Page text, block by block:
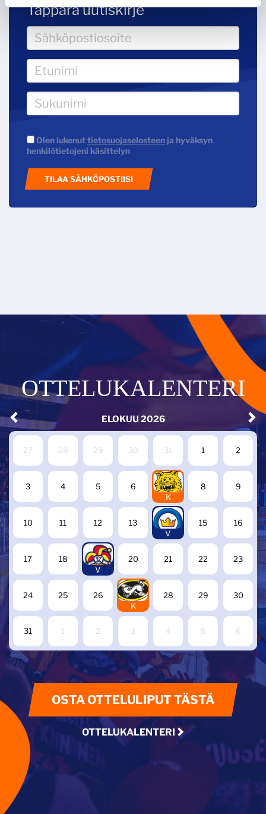
Tappara uutiskirje
Olen lukenuttietosuojaselosteen ja hyväksyn
henkilötietojeni käsittelyn
TILAA SÄHKÖPOSTIISI
OTTELUKALENTERI
ELOKUU 2026
27 28 29 30 31 1 2
3 4 5 6
7
K
8 9
10 11 12 13
14
V
15 16
17 18
19
V
20 21 22 23
24 25 26
27
K
28 29 30
31 1 2 3 4 5 6
OSTA OTTELULIPUT TÄSTÄ
OTTELUKALENTERI